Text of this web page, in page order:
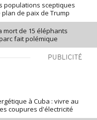
populations sceptiques
plan de paix de Trump
mort de 15 éléphants
fait polémique
PUBLICITÉ
à Cuba : vivre au
coupures d'électricité